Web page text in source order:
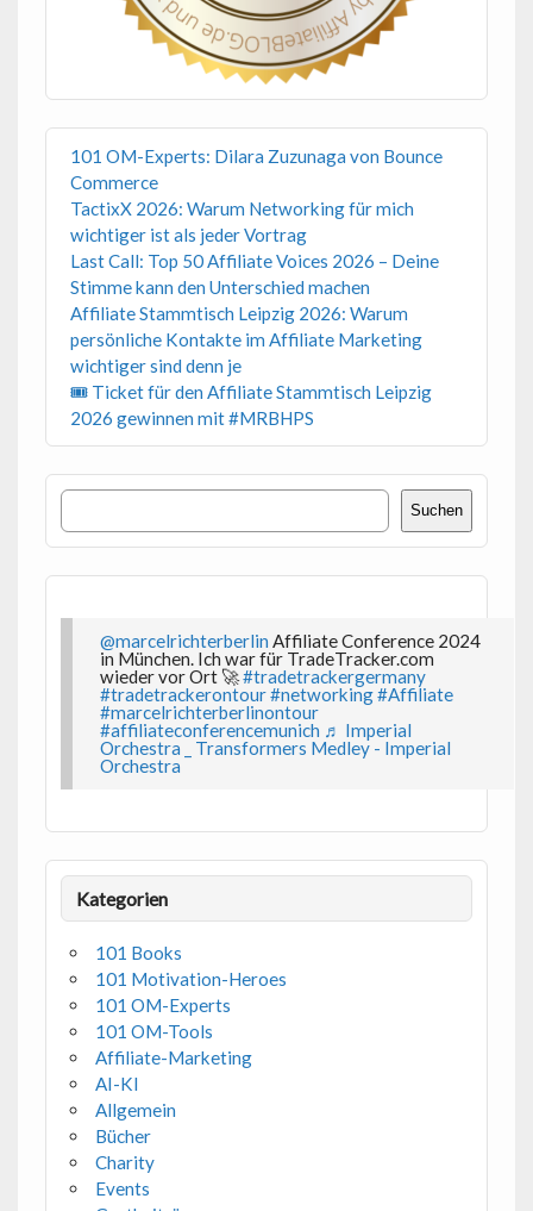
101 OM-Experts: Dilara Zuzunaga von Bounce
Commerce
TactixX 2026: Warum Networking für mich
wichtiger ist als jeder Vortrag
Last Call: Top 50 Affiliate Voices 2026 – Deine
Stimme kann den Unterschied machen
Affiliate Stammtisch Leipzig 2026: Warum
persönliche Kontakte im Affiliate Marketing
wichtiger sind denn je
🎟 Ticket für den Affiliate Stammtisch Leipzig
2026 gewinnen mit #MRBHPS
Suchen
Suchen
@marcelrichterberlin Affiliate Conference 2024
in München. Ich war für TradeTracker.com
wieder vor Ort 🚀#tradetrackergermany
#tradetrackerontour#networking#Affiliate
#marcelrichterberlinontour
#affiliateconferencemunich ♬ Imperial
Orchestra _ Transformers Medley - Imperial
Orchestra
Kategorien
101 Books
101 Motivation-Heroes
101 OM-Experts
101 OM-Tools
Affiliate-Marketing
AI-KI
Allgemein
Bücher
Charity
Events